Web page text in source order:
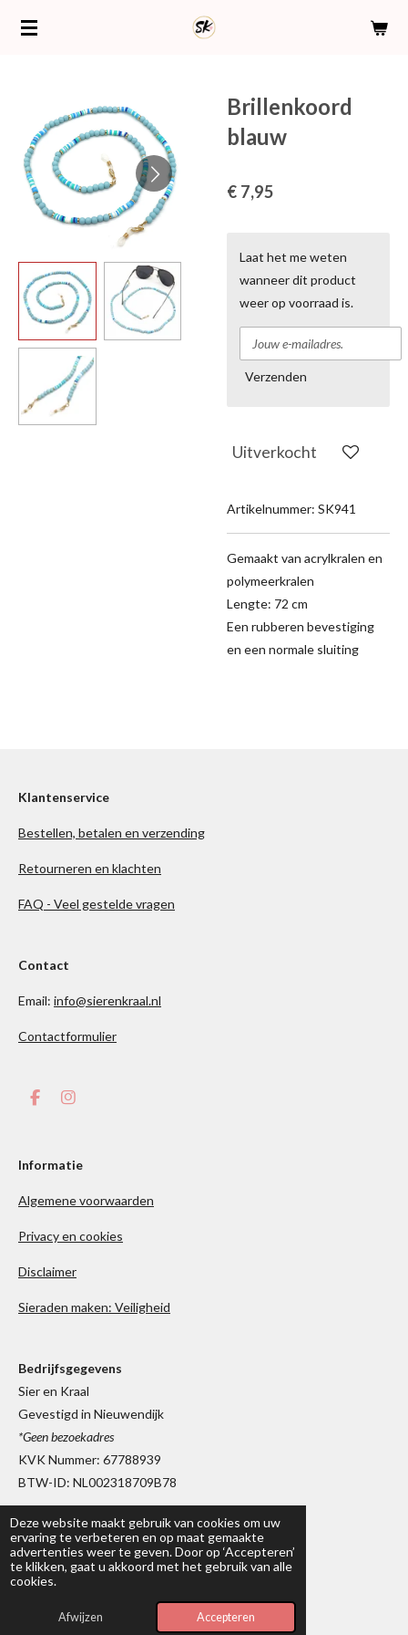
Deze website maakt gebruik van cookies om uw
ervaring te verbeteren en op maat gemaakte
advertenties weer te geven. Door op ‘Accepteren’
te klikken, gaat u akkoord met het gebruik van alle
cookies.
Afwijzen Accepteren
Ga
hoofdinhoud
Brillenkoord
blauw
€ 7,95
Laat het me weten
wanneer dit product
weer op voorraad is.
Verzenden
Uitverkocht
Artikelnummer: SK941
Gemaakt van acrylkralen en
polymeerkralen
Lengte: 72 cm
Een rubberen bevestiging
en een normale sluiting
Klantenservice
Bestellen, betalen en verzending
Retourneren en klachten
FAQ - Veel gestelde vragen
Contact
Email: info@sierenkraal.nl
Contactformulier
F
b
k
I
a
a
Informatie
Algemene voorwaarden
Privacy en cookies
Disclaimer
Sieraden maken: Veiligheid
Bedrijfsgegevens
Sier en Kraal
Gevestigd in Nieuwendijk
*Geen bezoekadres
KVK Nummer: 67788939
BTW-ID: NL002318709B78